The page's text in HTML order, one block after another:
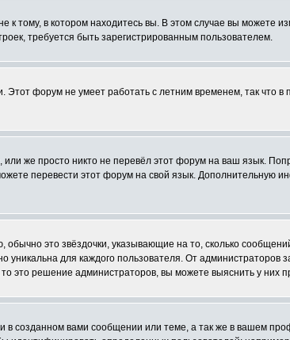
тому, в котором находитесь вы. В этом случае вы можете
требуется быть зарегистрированным пользователем.
форум не умеет работать с летним временем, так что
же просто никто не перевёл этот форум на ваш язык.
перевести этот форум на свой язык. Дополнительную
это звёздочки, указывающие на то, сколько
для каждого пользователя. От администраторов
это решение администраторов, вы можете выяснить у них
вами сообщении или теме, а так же в вашем